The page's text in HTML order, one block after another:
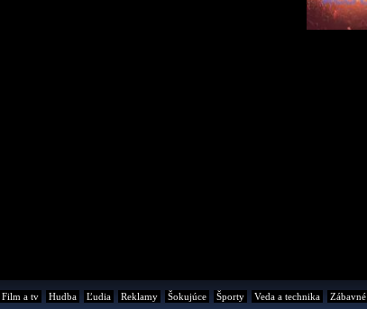
Film a tv Hudba Ľudia Reklamy Šokujúce Športy Veda a technika Zábavné